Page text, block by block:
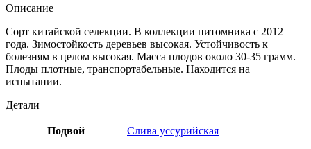
Описание
Сорт китайской селекции. В коллекции питомника с 2012
года. Зимостойкость деревьев высокая. Устойчивость к
болезням в целом высокая. Масса плодов около 30-35 грамм.
Плоды плотные, транспортабельные. Находится на
испытании.
Детали
Подвой Слива уссурийская